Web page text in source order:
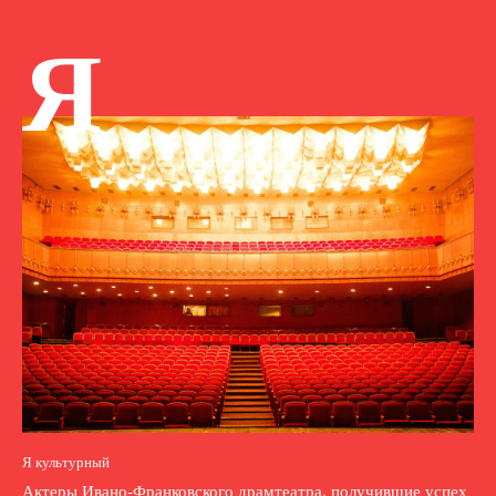
Я
Я культурный
Актеры Ивано-Франковского драмтеатра, получившие успех